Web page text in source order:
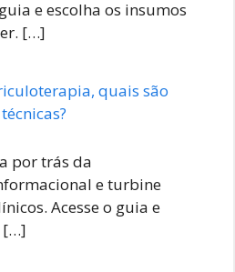
e escolha os insumos
[…]
quais são
por trás da
e turbine
Acesse o guia e
[…]